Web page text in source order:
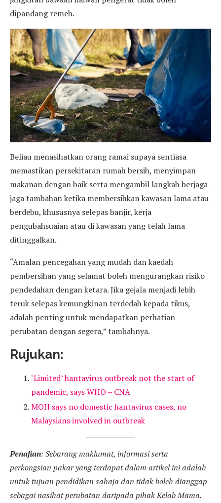
dipandang remeh.
Beliau menasihatkan orang ramai supaya sentiasa
memastikan persekitaran rumah bersih, menyimpan
makanan dengan baik serta mengambil langkah berjaga-
jaga tambahan ketika membersihkan kawasan lama atau
berdebu, khususnya selepas banjir, kerja
pengubahsuaian atau di kawasan yang telah lama
ditinggalkan.
“Amalan pencegahan yang mudah dan kaedah
pembersihan yang selamat boleh mengurangkan risiko
pendedahan dengan ketara. Jika gejala menjadi lebih
teruk selepas kemungkinan terdedah kepada tikus,
adalah penting untuk mendapatkan perhatian
perubatan dengan segera,” tambahnya.
Rujukan:
‘Limited’ hantavirus outbreak not the start of
pandemic, says WHO – CNA
MOH says no domestic hantavirus cases, no
Malaysians involved in outbreak
Penafian: Sebarang maklumat, informasi serta
perkongsian pakar yang terdapat dalam artikel ini adalah
untuk tujuan pendidikan sahaja dan tidak boleh dianggap
sebagai nasihat perubatan daripada pihak Kelab Mama.